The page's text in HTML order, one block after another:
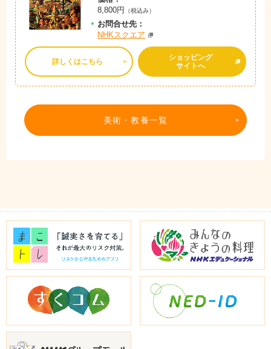
8,800円
（税込み）
お問合せ先：
NHKスクエア
詳しくはこちら
ショッピング
サイトへ
美術・教養一覧